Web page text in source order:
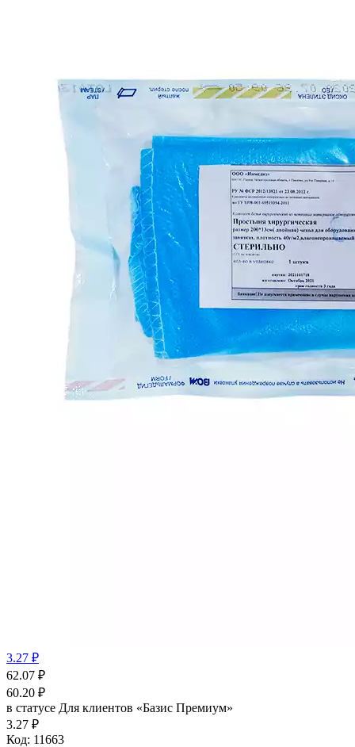
3.27 ₽
62.07 ₽
60.20 ₽
в статусе Для клиентов «Базис Премиум»
3.27 ₽
Код: 11663